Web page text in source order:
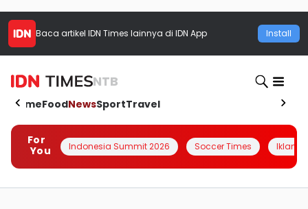
Baca artikel IDN Times lainnya di IDN App Install
NTB
HomeFoodNewsSportTravel
For
You
Indonesia Summit 2026 Soccer Times Iklanin